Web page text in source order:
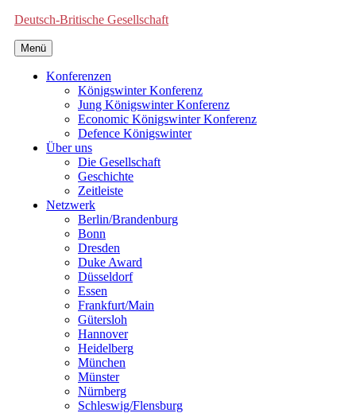
Deutsch-Britische Gesellschaft
Menü
Konferenzen
Königswinter Konferenz
Jung Königswinter Konferenz
Economic Königswinter Konferenz
Defence Königswinter
Über uns
Die Gesellschaft
Geschichte
Zeitleiste
Netzwerk
Berlin/Brandenburg
Bonn
Dresden
Duke Award
Düsseldorf
Essen
Frankfurt/Main
Gütersloh
Hannover
Heidelberg
München
Münster
Nürnberg
Schleswig/Flensburg